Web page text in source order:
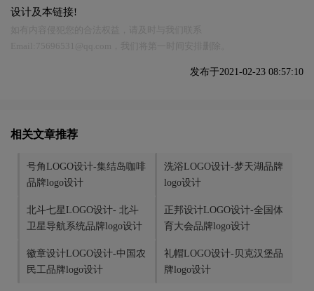
设计及本链接!
发布于2021-02-23 08:57:10
相关文章推荐
号角LOGO设计-集结岛咖啡
品牌logo设计
洗浴LOGO设计-梦天湖品牌
logo设计
北斗七星LOGO设计- 北斗
卫星导航系统品牌logo设计
正邦设计LOGO设计-全国体
育大会品牌logo设计
徽章设计LOGO设计-中国农
民工品牌logo设计
礼帽LOGO设计-贝克汉堡品
牌logo设计